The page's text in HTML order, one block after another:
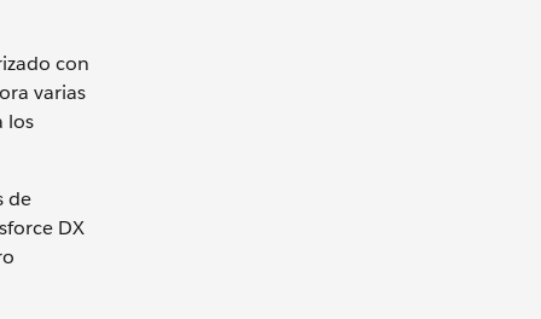
con
varias
los
de
DX